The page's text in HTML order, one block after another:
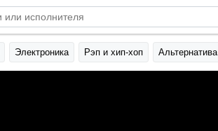
Электроника Рэп и хип-хоп Альтернатива